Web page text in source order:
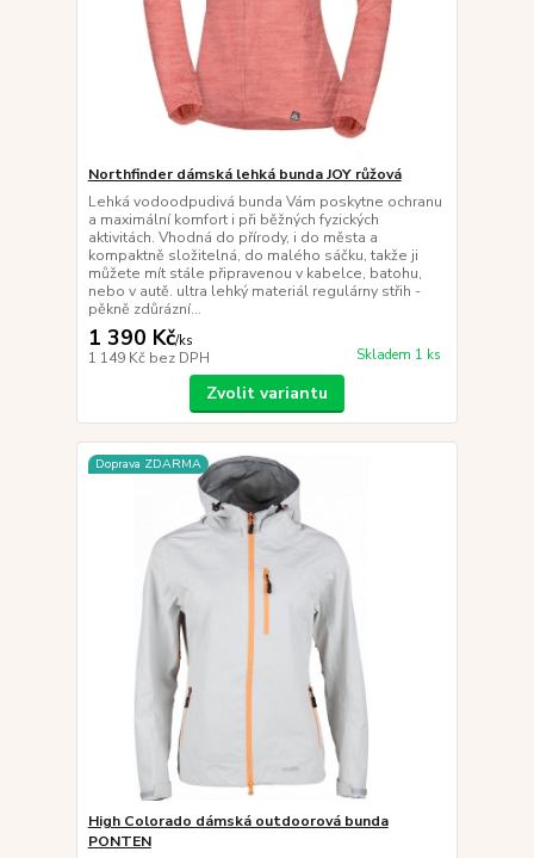
Northfinder dámská lehká bunda JOY růžová
Lehká vodoodpudivá bunda Vám poskytne ochranu
a maximální komfort i při běžných fyzických
aktivitách. Vhodná do přírody, i do města a
kompaktně složitelná, do malého sáčku, takže ji
můžete mít stále připravenou v kabelce, batohu,
nebo v autě. ultra lehký materiál regulárny střih -
pěkně zdůrázní...
1 390 Kč/ks
1 149 Kč bez DPH Skladem 1 ks
Zvolit variantu
Doprava ZDARMA
High Colorado dámská outdoorová bunda
PONTEN